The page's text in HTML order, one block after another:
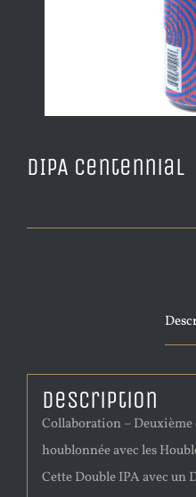
DIPA Centennial
Description
Collaboration – Deuxième
houblonnée avec les
Cette Double IPA avec un